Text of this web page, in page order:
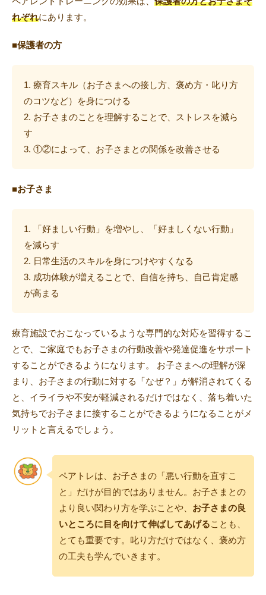
れぞれにあります。
■保護者の方
療育スキル（お子さまへの接し方、褒め方・叱り方
のコツなど）を身につける
お子さまのことを理解することで、ストレスを減ら
す
①②によって、お子さまとの関係を改善させる
■お子さま
「好ましい行動」を増やし、「好ましくない行動」
を減らす
日常生活のスキルを身につけやすくなる
成功体験が増えることで、自信を持ち、自己肯定感
が高まる
療育施設でおこなっているような専門的な対応を習得するこ
とで、ご家庭でもお子さまの行動改善や発達促進をサポート
することができるようになります。 お子さまへの理解が深
まり、お子さまの行動に対する「なぜ？」が解消されてくる
と、イライラや不安が軽減されるだけではなく、落ち着いた
気持ちでお子さまに接することができるようになることがメ
リットと言えるでしょう。
ペアトレは、お子さまの「悪い行動を直すこ
と」だけが目的ではありません。お子さまとの
より良い関わり方を学ぶことや、 お子さまの良
いところに目を向けて伸ばしてあげることも、
とても重要です。叱り方だけではなく、褒め方
の工夫も学んでいきます。